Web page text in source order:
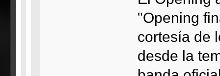
"Opening
cortesía de
desde la